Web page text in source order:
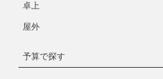
卓上
屋外
予算で探す